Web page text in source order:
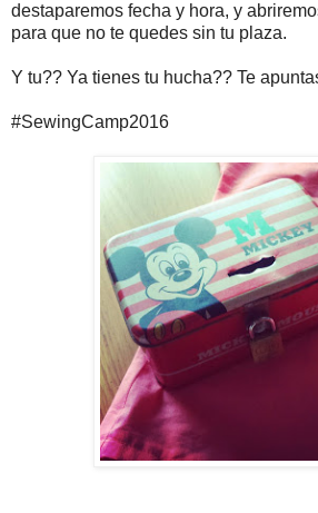
destaparemos fecha y hora, y
para que no te quedes sin tu plaza.
Y tu?? Ya tienes tu hucha?? Te
#SewingCamp2016